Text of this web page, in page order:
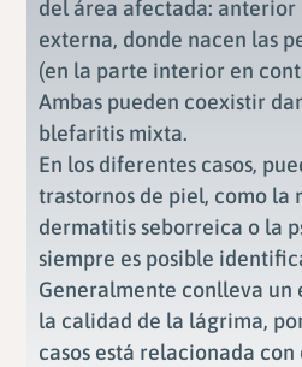
del área afectada: anterior
externa, donde nacen las
(en la parte interior en
Ambas pueden coexistir
blefaritis mixta.
En los diferentes casos,
trastornos de piel, como la
dermatitis seborreica o la
siempre es posible
Generalmente conlleva un
la calidad de la lágrima,
casos está relacionada con